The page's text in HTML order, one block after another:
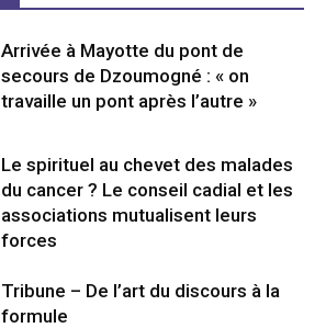
Arrivée à Mayotte du pont de
secours de Dzoumogné : « on
travaille un pont après l’autre »
Le spirituel au chevet des malades
du cancer ? Le conseil cadial et les
associations mutualisent leurs
forces
Tribune – De l’art du discours à la
formule